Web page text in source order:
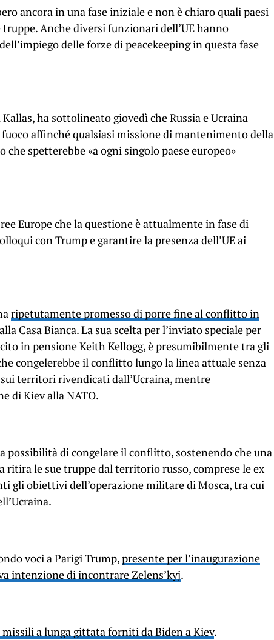
ancora in una fase iniziale e non è chiaro quali paesi
Anche diversi funzionari dell’UE hanno
delle forze di peacekeeping in questa fase
ha sottolineato giovedì che Russia e Ucraina
affinché qualsiasi missione di mantenimento della
che spetterebbe «a ogni singolo paese europeo»
Europe che la questione è attualmente in fase di
con Trump e garantire la presenza dell’UE ai
ripetutamente promesso di porre fine al conflitto in
Casa Bianca. La sua scelta per l’inviato speciale per
in pensione Keith Kellogg, è presumibilmente tra gli
congelerebbe il conflitto lungo la linea attuale senza
territori rivendicati dall’Ucraina, mentre
di Kiev alla NATO.
possibilità di congelare il conflitto, sostenendo che una
ritira le sue truppe dal territorio russo, comprese le ex
gli obiettivi dell’operazione militare di Mosca, tra cui
voci a Parigi Trump,presente per l’inaugurazione
intenzione di incontrare Zelens’kyj.
a lunga gittata forniti da Biden a Kiev.